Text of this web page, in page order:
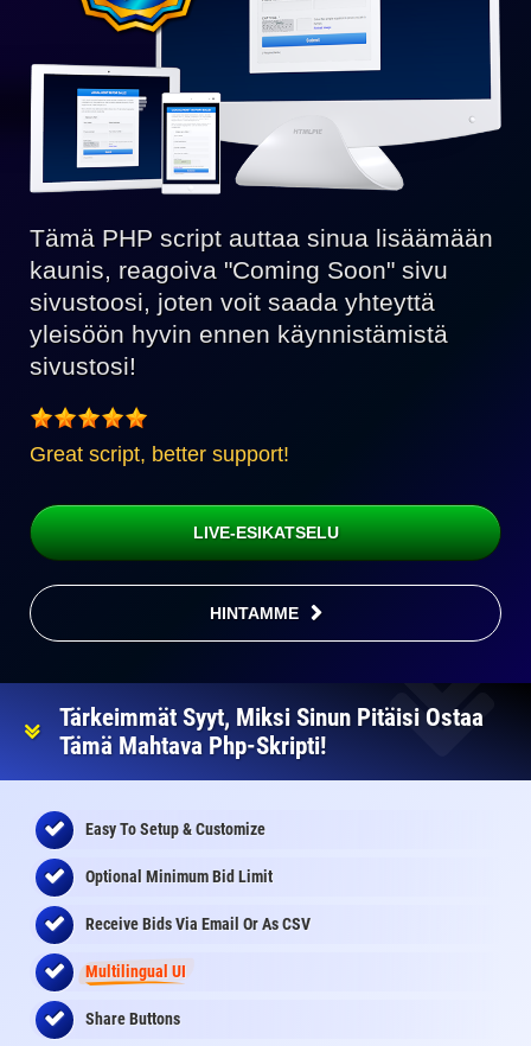
Tämä PHP script auttaa sinua lisäämään
kaunis, reagoiva "Coming Soon" sivu
sivustoosi, joten voit saada yhteyttä
yleisöön hyvin ennen käynnistämistä
sivustosi!
Great script, better support!
LIVE-ESIKATSELU
HINTAMME
Tärkeimmät Syyt, Miksi Sinun Pitäisi Ostaa
Tämä Mahtava Php-Skripti!
Easy To Setup & Customize
Optional Minimum Bid Limit
Receive Bids Via Email Or As CSV
Multilingual UI
Share Buttons